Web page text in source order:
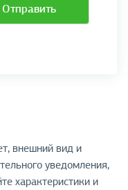
Отправить
внешний вид и
уведомления,
характеристики и